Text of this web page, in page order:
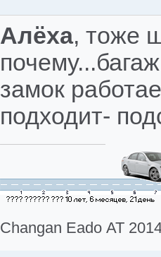
Алёха, тоже
замок
подходит-
Changan Eado АТ